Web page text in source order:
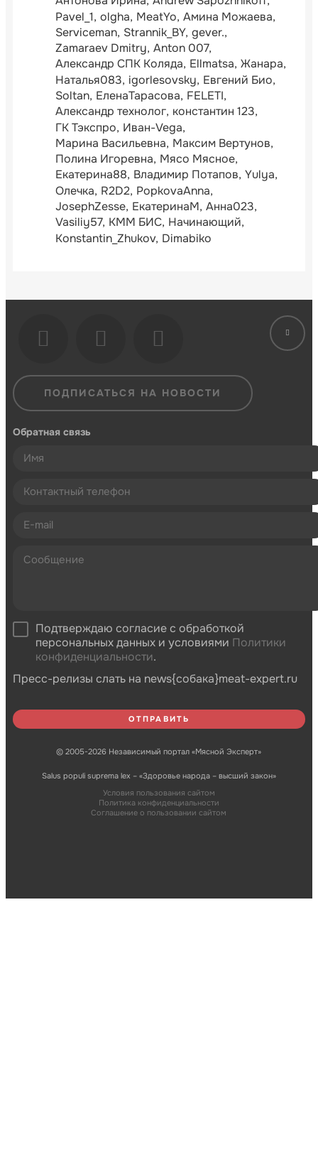
Pavel_1 olgha MeatYo Амина Можаева
Serviceman Strannik_BY gever.
Zamaraev Dmitry Anton 007
Александр СПК Коляда Ellmatsa Жанара
Наталья083 igorlesovsky Евгений Био
Soltan ЕленаТарасова FELETI
Александр технолог константин 123
ГК Тэкспро Иван-Vega
Марина Васильевна Максим Вертунов
Полина Игоревна Мясо Мясное
Екатерина88 Владимир Потапов Yulya
Олечка R2D2 PopkovaAnna
JosephZesse ЕкатеринаМ Анна023
Vasiliy57 КММ БИС Начинающий
Konstantin_Zhukov Dimabiko
ПОДПИСАТЬСЯ НА НОВОСТИ
Обратная связь
Подтверждаю согласие с обработкой
персональных данных и условиями Политики
конфиденциальности.
Пресс-релизы слать на news{собака}meat-expert.ru
© 2005-2026 Независимый портал «Мясной Эксперт»
Salus populi suprema lex – «Здоровье народа – высший закон»
Условия пользования сайтом
Политика конфиденциальности
Соглашение о пользовании сайтом